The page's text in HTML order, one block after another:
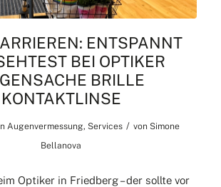
ENTSPANNT
BEI OPTIKER
BRILLE
KONTAKTLINSE
Augenvermessung, Services / von Simone
Bellanova
Optiker in Friedberg – der sollte vor